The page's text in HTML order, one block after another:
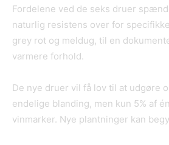
Fordelene ved de seks druer
naturlig resistens over for
grey rot og meldug, til en
varmere forhold.
De nye druer vil få lov til at udgøre
endelige blanding, men kun 5% af
vinmarker. Nye plantninger kan